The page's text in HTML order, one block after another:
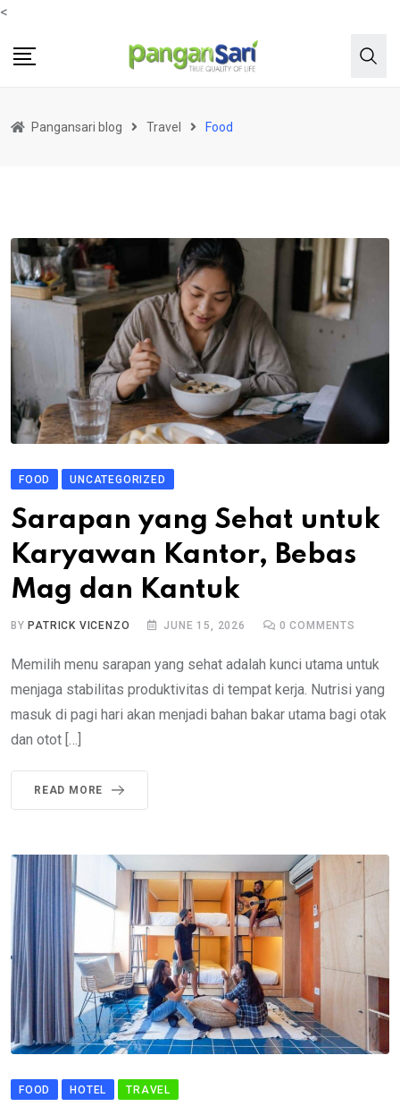
<
Pangansari blog Travel Food
FOOD UNCATEGORIZED
Sarapan yang Sehat untuk
Karyawan Kantor, Bebas
Mag dan Kantuk
BYPATRICK VICENZO JUNE 15, 2026 0 COMMENTS
Memilih menu sarapan yang sehat adalah kunci utama untuk
menjaga stabilitas produktivitas di tempat kerja. Nutrisi yang
masuk di pagi hari akan menjadi bahan bakar utama bagi otak
dan otot […]
READ MORE
FOOD HOTEL TRAVEL